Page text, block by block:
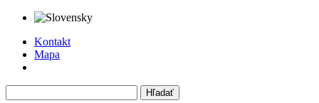
Kontakt
Mapa